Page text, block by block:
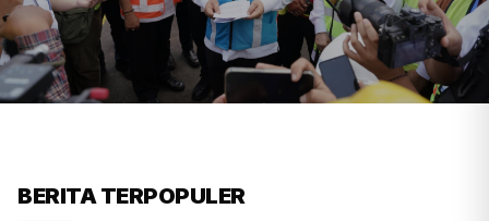
KSP Kawal Pelepasan Ekspor
BERITA TERPOPULER